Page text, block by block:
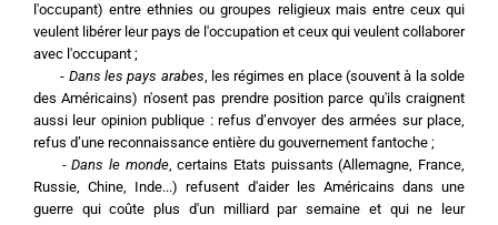
l'occupant) entre ethnies ou groupes religieux mais entre ceux qui
veulent libérer leur pays de l'occupation et ceux qui veulent collaborer
avec l'occupant ;
	-
Dans les pays arabes, les régimes en place (souvent à la solde
des Américains) n'osent pas prendre position parce qu'ils craignent
aussi leur opinion publique : refus d’envoyer des armées sur place,
refus d’une reconnaissance entière du gouvernement fantoche ;
	-
Dans le monde, certains Etats puissants (Allemagne, France,
Russie, Chine, Inde...) refusent d'aider les Américains dans une
guerre qui coûte plus d'un milliard par semaine et qui ne leur